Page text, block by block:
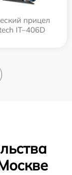
прицел
IT–406D